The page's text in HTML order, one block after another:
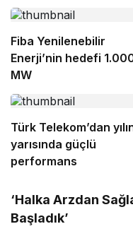
Fiba Yenilenebilir
Enerji’nin hedefi
MW
Türk Telekom’dan
yarısında güçlü
performans
‘Halka Arzdan
Başladık’